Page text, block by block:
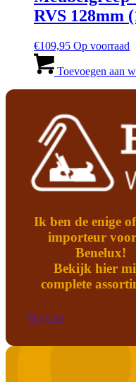
RVS 128mm
€109,95 Op voorraad
Toevoegen aan
Ik ben de enige
importeur
Benelux!
Bekijk hier
complete
Shop nu